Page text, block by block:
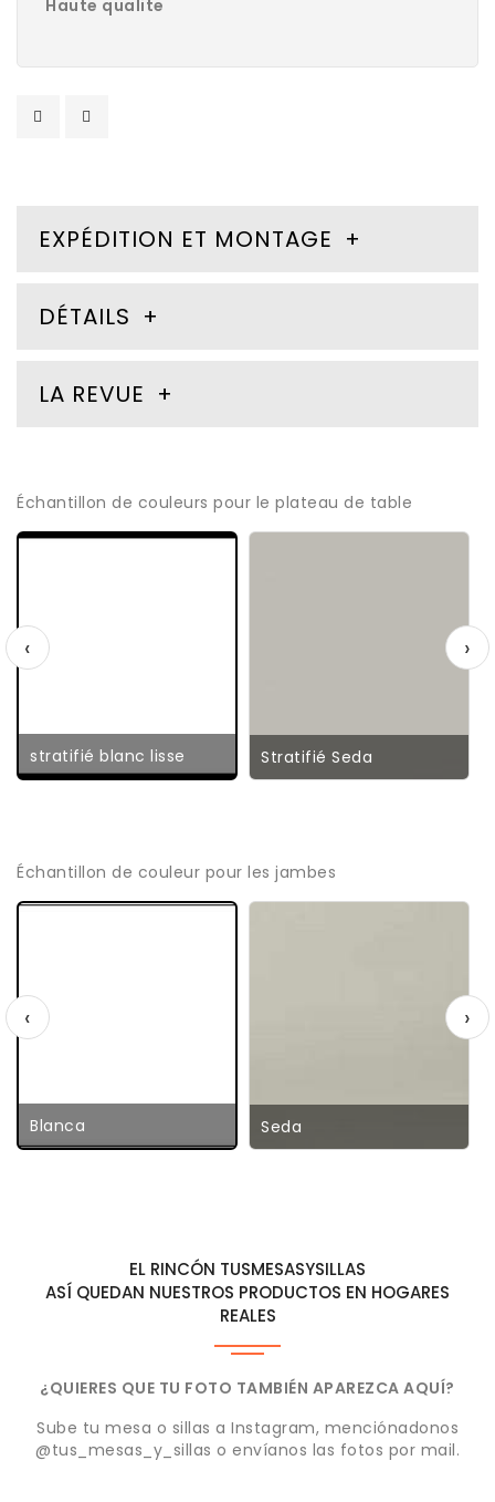
Haute qualite
EXPÉDITION ET MONTAGE
DÉTAILS
LA REVUE
Échantillon de couleurs pour le plateau de table
stratifié blanc lisse Stratifié Seda
‹ ›
Échantillon de couleur pour les jambes
Blanca Seda
‹ ›
EL RINCÓN TUSMESASYSILLAS
ASÍ QUEDAN NUESTROS PRODUCTOS EN HOGARES
REALES
¿QUIERES QUE TU FOTO TAMBIÉN APAREZCA AQUÍ?
Sube tu mesa o sillas a Instagram, menciónadonos
@tus_mesas_y_sillas o envíanos las fotos por mail.